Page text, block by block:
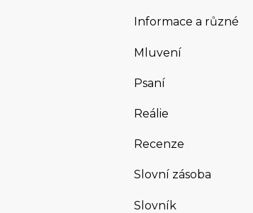
Informace a různé
Mluvení
Psaní
Reálie
Recenze
Slovní zásoba
Slovník